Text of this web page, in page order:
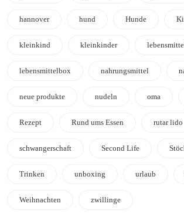
hannover hund Hunde
kleinkind kleinkinder
lebensmittelbox nahrungsmittel
neue produkte nudeln oma
Rezept Rund ums Essen rutar lido
schwangerschaft Second Life
Trinken unboxing urlaub
Weihnachten zwillinge